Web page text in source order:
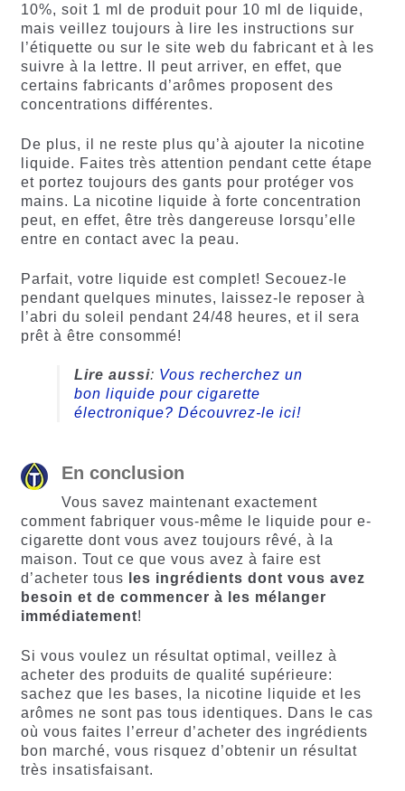
10%, soit 1 ml de produit pour 10 ml de liquide,
mais veillez toujours à lire les instructions sur
l’étiquette ou sur le site web du fabricant et à les
suivre à la lettre. Il peut arriver, en effet, que
certains fabricants d’arômes proposent des
concentrations différentes.
De plus, il ne reste plus qu’à ajouter la nicotine
liquide. Faites très attention pendant cette étape
et portez toujours des gants pour protéger vos
mains. La nicotine liquide à forte concentration
peut, en effet, être très dangereuse lorsqu’elle
entre en contact avec la peau.
Parfait, votre liquide est complet! Secouez-le
pendant quelques minutes, laissez-le reposer à
l’abri du soleil pendant 24/48 heures, et il sera
prêt à être consommé!
Lire aussi: Vous recherchez un
bon liquide pour cigarette
électronique? Découvrez-le ici!
En conclusion
Vous savez maintenant exactement
comment fabriquer vous-même le liquide pour e-
cigarette dont vous avez toujours rêvé, à la
maison. Tout ce que vous avez à faire est
d’acheter tous
les ingrédients dont vous avez
besoin et de commencer à les mélanger
immédiatement!
Si vous voulez un résultat optimal, veillez à
acheter des produits de qualité supérieure:
sachez que les bases, la nicotine liquide et les
arômes ne sont pas tous identiques. Dans le cas
où vous faites l’erreur d’acheter des ingrédients
bon marché, vous risquez d’obtenir un résultat
très insatisfaisant.